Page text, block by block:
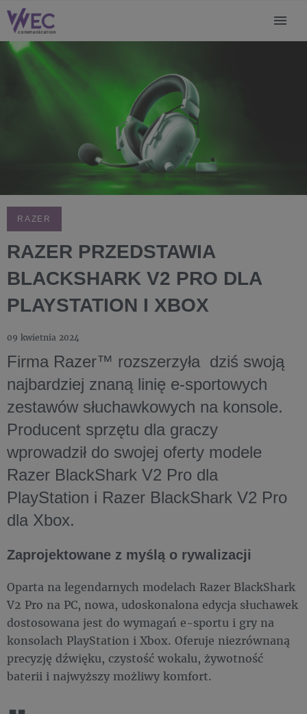
RAZER
RAZER PRZEDSTAWIA
BLACKSHARK V2 PRO DLA
PLAYSTATION I XBOX
09 kwietnia 2024
Firma Razer™ rozszerzyła dziś swoją
najbardziej znaną linię e-sportowych
zestawów słuchawkowych na konsole.
Producent sprzętu dla graczy
wprowadził do swojej oferty modele
Razer BlackShark V2 Pro dla
PlayStation i Razer BlackShark V2 Pro
dla Xbox.
Zaprojektowane z myślą o rywalizacji
Oparta na legendarnych modelach Razer BlackShark
V2 Pro na PC, nowa, udoskonalona edycja słuchawek
dostosowana jest do wymagań e-sportu i gry na
konsolach PlayStation i Xbox. Oferuje niezrównaną
precyzję dźwięku, czystość wokalu, żywotność
baterii i najwyższy możliwy komfort.